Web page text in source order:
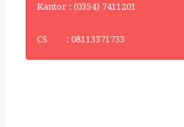
Kantor : (0354) 7411201
CS : 08113371733